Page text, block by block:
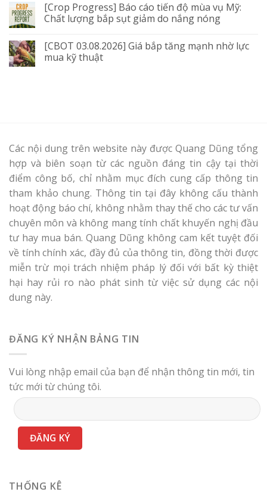
[Crop Progress] Báo cáo tiến độ mùa vụ Mỹ:
Chất lượng bắp sụt giảm do nắng nóng
[CBOT 03.08.2026] Giá bắp tăng mạnh nhờ lực
mua kỹ thuật
Các nội dung trên website này được Quang Dũng tổng
hợp và biên soạn từ các nguồn đáng tin cậy tại thời
điểm công bố, chỉ nhằm mục đích cung cấp thông tin
tham khảo chung. Thông tin tại đây không cấu thành
hoạt động báo chí, không nhằm thay thế cho các tư vấn
chuyên môn và không mang tính chất khuyến nghị đầu
tư hay mua bán. Quang Dũng không cam kết tuyệt đối
về tính chính xác, đầy đủ của thông tin, đồng thời được
miễn trừ mọi trách nhiệm pháp lý đối với bất kỳ thiệt
hại hay rủi ro nào phát sinh từ việc sử dụng các nội
dung này.
ĐĂNG KÝ NHẬN BẢNG TIN
Vui lòng nhập email của bạn để nhận thông tin mới, tin
tức mới từ chúng tôi.
THỐNG KÊ